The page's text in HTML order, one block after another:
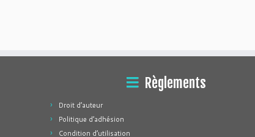
Règlements
Droit d’auteur
Politique d’adhésion
Condition d’utilisation